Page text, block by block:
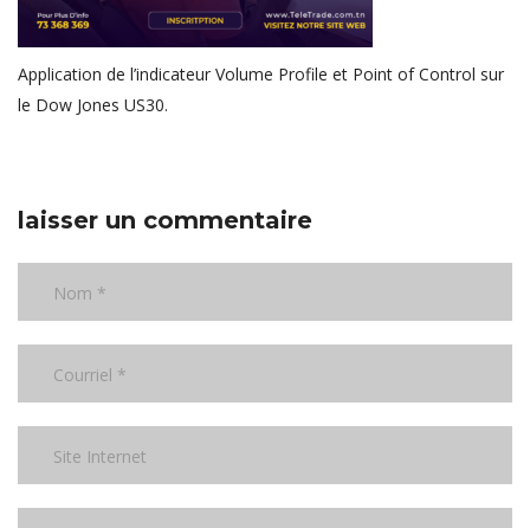
Application de l’indicateur Volume Profile et Point of Control sur
le Dow Jones US30.
laisser un commentaire